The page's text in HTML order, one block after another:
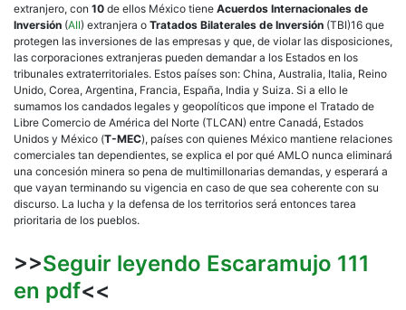
extranjero, con 10 de ellos México tiene Acuerdos Internacionales de
Inversión (AII) extranjera o Tratados Bilaterales de Inversión (TBI)16 que
protegen las inversiones de las empresas y que, de violar las disposiciones,
las corporaciones extranjeras pueden demandar a los Estados en los
tribunales extraterritoriales. Estos países son: China, Australia, Italia, Reino
Unido, Corea, Argentina, Francia, España, India y Suiza. Si a ello le
sumamos los candados legales y geopolíticos que impone el Tratado de
Libre Comercio de América del Norte (TLCAN) entre Canadá, Estados
Unidos y México (T-MEC), países con quienes México mantiene relaciones
comerciales tan dependientes, se explica el por qué AMLO nunca eliminará
una concesión minera so pena de multimillonarias demandas, y esperará a
que vayan terminando su vigencia en caso de que sea coherente con su
discurso. La lucha y la defensa de los territorios será entonces tarea
prioritaria de los pueblos.
>>Seguir leyendo Escaramujo 111
en pdf<<